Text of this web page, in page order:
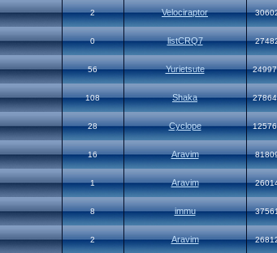
2 Velociraptor
0 listCRQ7
56 Yurietsute
108 Shaka
28 Cyclope
16 Aravim
1 Aravim
8 immu
2 Aravim